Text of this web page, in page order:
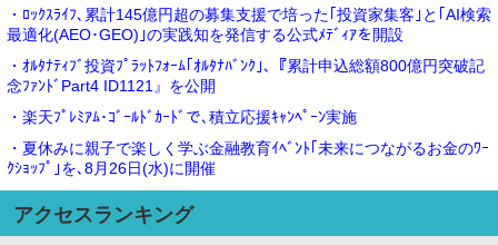
・ﾛｯｸｽﾗｲﾌ､累計145億円超の募集支援で培った｢投資家集客｣と｢AI検索
最適化(AEO･GEO)｣の実践知を発信する公式ﾒﾃﾞｨｱを開設
・ｵﾙﾀﾅﾃｨﾌﾞ投資ﾌﾟﾗｯﾄﾌｫｰﾑ｢ｵﾙﾀﾅﾊﾞﾝｸ｣､『累計申込総額800億円突破記
念ﾌｧﾝﾄﾞPart4 ID1121』を公開
・楽天ﾌﾟﾚﾐｱﾑ･ｺﾞｰﾙﾄﾞｶｰﾄﾞで､積立応援ｷｬﾝﾍﾟｰﾝ実施
・夏休みに親子で楽しく学ぶ金融教育ｲﾍﾞﾝﾄ｢未来につながるお金のﾜｰ
ｸｼｮｯﾌﾟ｣を､8月26日(水)に開催
アクセスランキング